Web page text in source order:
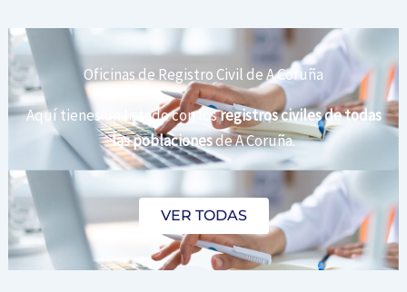
Oficinas de Registro Civil de A Coruña
Aquí tienes un listado con losregistros civiles de todas
las poblacionesde A Coruña.
VER TODAS